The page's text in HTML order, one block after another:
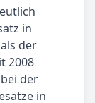
in
der
2008
der
in